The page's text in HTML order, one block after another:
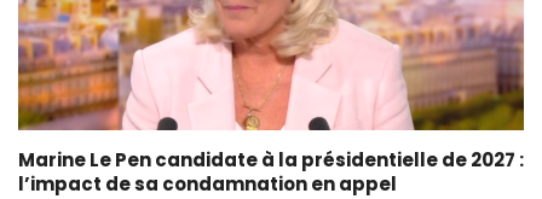
Marine Le Pen candidate à la présidentielle de 2027 :
l’impact de sa condamnation en appel